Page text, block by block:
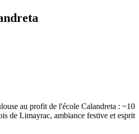
au profit de l'école Calandreta : ~10
de Limayrac, ambiance festive et esprit